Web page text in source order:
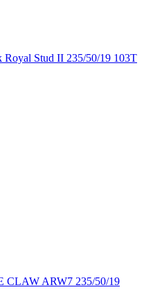
Stud II 235/50/19 103T
ARW7 235/50/19